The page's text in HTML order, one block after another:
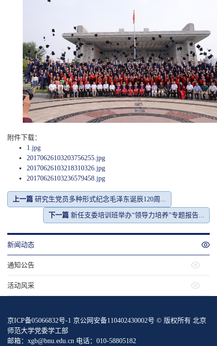
附件下载：
1.jpg
20170626103203756255.jpg
20170626103218310326.jpg
20170626103236579458.jpg
上一篇 研究生党员多种形式纪念毛泽东诞辰120周...
下一篇 新任支委培训班举办“领导力培养”专题报告...
新闻动态
通知公告
活动风采
京ICP备05066832号-1 京公网安备110402430002号 © 版权所有 北京
师范大学党委学工部
邮箱：xgb@bnu.edu.cn 电话：010-58805182